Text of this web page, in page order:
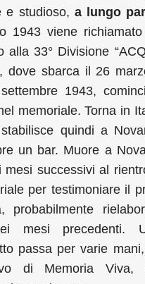
e studioso, a lungo
1943 viene richiamato
alla 33° Divisione
dove sbarca il 26
1943,
memoriale. Torna in
quindi a
un bar. Muore a
mesi successivi al
per testimoniare il
probabilmente
mesi precedenti.
passa per varie
di Memoria Viva,